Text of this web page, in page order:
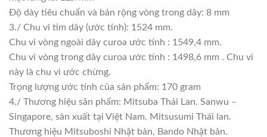
Độ dày tiêu chuẩn và bản rộng vòng trong dây: 8 mm
3./ Chu vi tim dây (ước tính): 1524 mm.
Chu vi vòng ngoài dây curoa ước tính : 1549,4 mm.
Chu vi vòng trong dây curoa ước tính : 1498,6 mm . Chu vi
này là chu vi ước chừng.
Trọng lượng ước tính của sản phẩm: 170 gram
4./ Thương hiệu sản phẩm: Mitsuba Thái Lan. Sanwu –
Singapore, sản xuất tại Việt Nam. Mitsusumi Thái lan.
Thương hiệu Mitsuboshi Nhật bản, Bando Nhật bản.